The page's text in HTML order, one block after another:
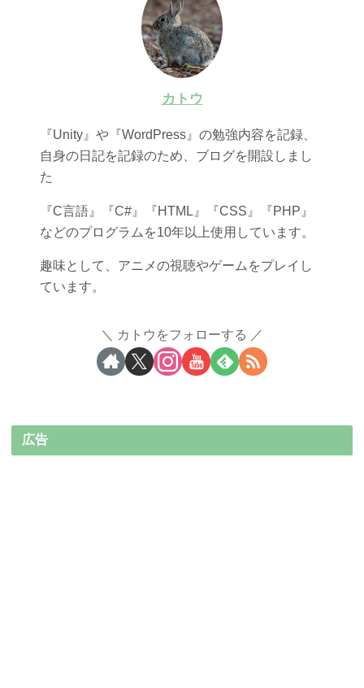
カトウ
『Unity』や『WordPress』の勉強内容を記録、
自身の日記を記録のため、ブログを開設しまし
た
『C言語』『C#』『HTML』『CSS』『PHP』
などのプログラムを10年以上使用しています。
趣味として、アニメの視聴やゲームをプレイし
ています。
カトウをフォローする
広告